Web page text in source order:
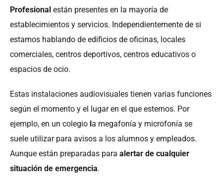
Profesional están presentes en la mayoría de
establecimientos y servicios. Independientemente de si
estamos hablando de edificios de oficinas, locales
comerciales, centros deportivos, centros educativos o
espacios de ocio.
Estas instalaciones audiovisuales tienen varias funciones
según el momento y el lugar en el que estemos. Por
ejemplo, en un colegio la megafonía y microfonía se
suele utilizar para avisos a los alumnos y empleados.
Aunque están preparadas para alertar de cualquier
situación de emergencia.